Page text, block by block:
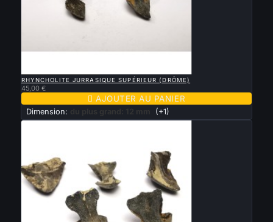
RHYNCHOLITE JURRASIQUE SUPÉRIEUR (DRÔME)
45,00 €
 AJOUTER AU PANIER
Dimension: du plus grand: 12 mm (+1)